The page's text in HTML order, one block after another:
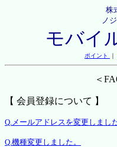
株
ノ
モバイ
ポイント ｜
＜
【 会員登録について 】
Q.メールアドレスを変更しました
Q.機種変更しました。